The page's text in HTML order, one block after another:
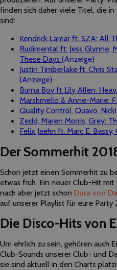
finden sich daher viele Titel, die
sind:
Kendrick Lamar ft. SZA: All
Rudimental ft. Jess Glynne,
These Days (Anzeige)
Justin Timberlake ft. Chris
(Anzeige)
Burna Boy ft Lily Allen:
Marshmello & Anne-Marie:
Quality Control, Quavo,
Zedd, Maren Morris, Grey:
Felix Jaehn ft. Marc E.
Der Sommerhit
Schon jetzt einen Sommerhit zu
etwas früh. Ein neuer Club-Hit
nach aber jetzt schon Dura von
auf unserer Playlist für eure Party
Die Disco-Hits von
Um ehrlich zu sein, gehören auch
Club-Sounds unserer Club- und
sie sind aktuell in den Charts